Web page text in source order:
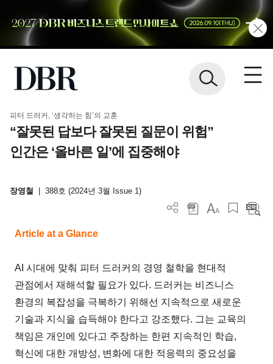
피터 드러커, ‘생각하는 힘’의 교훈
“잘못된 답보다 잘못된 질문이 위험”
인간은 ‘올바른 일’에 집중해야
장영철 388호 (2024년 3월 Issue 1)
Article at a Glance
AI 시대에 맞춰 피터 드러커의 경영 철학을 현대적
관점에서 재해석할 필요가 있다. 드러커는 비즈니스
환경의 복잡성을 극복하기 위해선 지속적으로 새로운
기술과 지식을 습득해야 한다고 강조했다. 그는 교육의
책임은 개인에 있다고 주장하는 한편 지속적인 학습,
혁신에 대한 개방성, 변화에 대한 적응력의 중요성을